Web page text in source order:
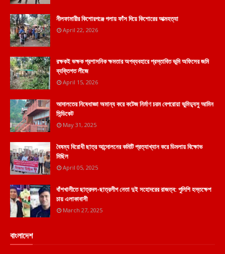
নীলফামারীর কিশোরগঞ্জে গলায় ফাঁস দিয়ে কিশোরের আত্মহত্যা
April 22, 2026
রক্ষকই ভক্ষক প্রশাসনিক ক্ষমতার অপব্যবহারে প্রস্তাবিত ভূমি অফিসের জমি
ব্যক্তিগত লীজে
April 15, 2026
আদালতের নিষেধাজ্ঞা অমান্য করে কটেজ নির্মাণ চরম বেপরোয়া ভুমিদ্যুসু আমিন
সিন্ডিকেট
May 31, 2025
বৈষম্য বিরোধী ছাত্র আন্দোলনের কমিটি প্রত্যাখ্যান করে ডিমলায় বিক্ষোভ
মিছিল
April 05, 2025
বাঁশখালীতে ছাত্রদল-ছাত্রলীগ নেতা দুই সহোদরের রাজত্ব: পুলিশি হস্তক্ষেপ
চায় এলাকাবাসী
March 27, 2025
বাংলাদেশ